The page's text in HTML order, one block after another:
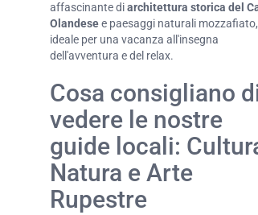
affascinante diarchitettura storica del
Olandesee paesaggi naturali mozzafiato,
ideale per una vacanza all'insegna
dell'avventura e del relax.
Cosa consigliano
vedere le nostre
guide locali:
Natura e Arte
Rupestre